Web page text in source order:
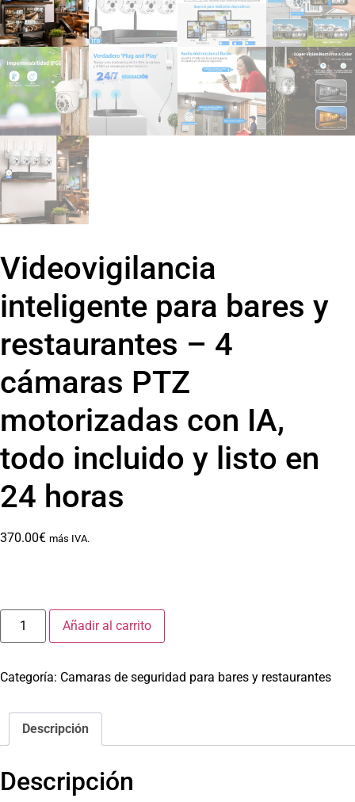
Videovigilancia
inteligente para bares y
restaurantes – 4
cámaras PTZ
motorizadas con IA,
todo incluido y listo en
24 horas
370.00€ más IVA.
Añadir al carrito
Categoría: Camaras de seguridad para bares y restaurantes
Descripción
Descripción